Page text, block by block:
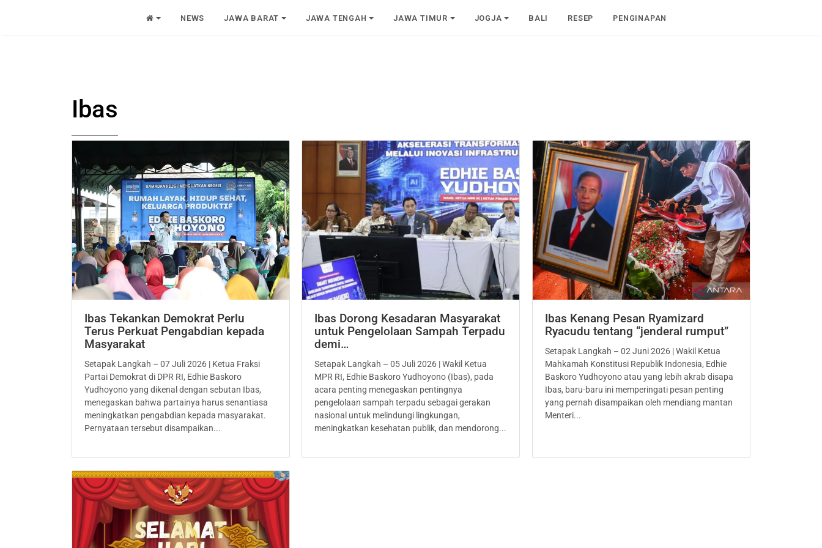
NEWS JAWA BARAT JAWA TENGAH JAWA TIMUR JOGJA BALI RESEP PENGINAPAN
Ibas
Ibas Tekankan Demokrat Perlu
Terus Perkuat Pengabdian kepada
Masyarakat
Setapak Langkah – 07 Juli 2026 | Ketua Fraksi
Partai Demokrat di DPR RI, Edhie Baskoro
Yudhoyono yang dikenal dengan sebutan Ibas,
menegaskan bahwa partainya harus senantiasa
meningkatkan pengabdian kepada masyarakat.
Pernyataan tersebut disampaikan...
Ibas Dorong Kesadaran Masyarakat
untuk Pengelolaan Sampah Terpadu
demi…
Setapak Langkah – 05 Juli 2026 | Wakil Ketua
MPR RI, Edhie Baskoro Yudhoyono (Ibas), pada
acara penting menegaskan pentingnya
pengelolaan sampah terpadu sebagai gerakan
nasional untuk melindungi lingkungan,
meningkatkan kesehatan publik, dan mendorong...
Ibas Kenang Pesan Ryamizard
Ryacudu tentang “jenderal rumput”
Setapak Langkah – 02 Juni 2026 | Wakil Ketua
Mahkamah Konstitusi Republik Indonesia, Edhie
Baskoro Yudhoyono atau yang lebih akrab disapa
Ibas, baru-baru ini memperingati pesan penting
yang pernah disampaikan oleh mendiang mantan
Menteri...